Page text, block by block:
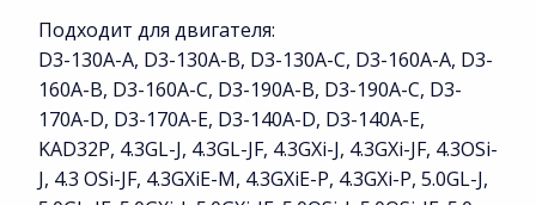
Подходит для двигателя:
D3-130A-A, D3-130A-B, D3-130A-C, D3-160A-A, D3-
160A-B, D3-160A-C, D3-190A-B, D3-190A-C, D3-
170A-D, D3-170A-E, D3-140A-D, D3-140A-E,
KAD32P, 4.3GL-J, 4.3GL-JF, 4.3GXi-J, 4.3GXi-JF, 4.3OSi-
J, 4.3 OSi-JF, 4.3GXiE-M, 4.3GXiE-P, 4.3GXi-P, 5.0GL-J,